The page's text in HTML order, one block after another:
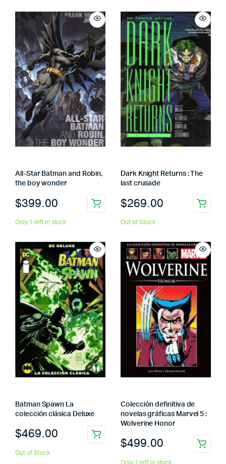
All-Star Batman and Robin,
the boy wonder
$399.00
Only 1 left in stock
Dark Knight Returns : The
last crusade
$269.00
Out of Stock
Batman Spawn La
colección clásica Deluxe
$469.00
Out of Stock
Colección definitiva de
novelas gráficas Marvel 5 :
Wolverine Honor
$499.00
Only 1 left in stock